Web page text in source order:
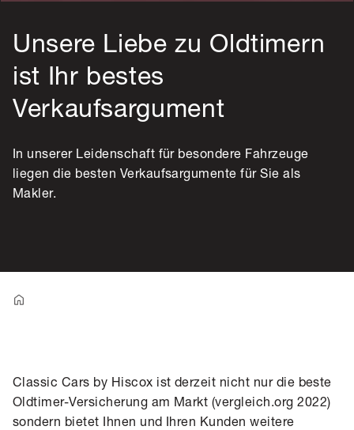
Unsere Liebe zu Oldtimern
ist Ihr bestes
Verkaufsargument
In unserer Leidenschaft für besondere Fahrzeuge
liegen die besten Verkaufsargumente für Sie als
Makler.
Classic Cars by Hiscox ist derzeit nicht nur die beste
Oldtimer-Versicherung am Markt (vergleich.org 2022)
sondern bietet Ihnen und Ihren Kunden weitere